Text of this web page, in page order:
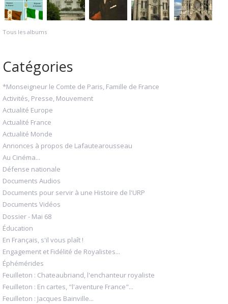
Tous les albums
Catégories
*Monseigneur le Comte de Paris, Famille de France
Activités, Presse, Mouvement
Actualité Europe
Actualité France
Actualité Monde
Annonces à propos de Lafautearousseau
Au Cinéma...
Défense nationale
Documents Audios
Documents pour servir à une Histoire de l'URP
Documents Vidéos
Dossier - Mai 68
Éducation
En Français, s'il vous plaît !
Engagement et Fidélité de Royalistes...
Éphémérides
Feuilleton : Chateaubriand, l'enchanteur royaliste
Feuilleton : En cartes, "l'aventure France"...
Feuilleton : Jacques Bainville...